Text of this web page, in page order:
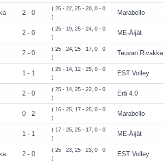
2 - 0
( 25 - 22, 25 - 20, 0 - 0
)
Marabello
2 - 0
( 25 - 19, 25 - 24, 0 - 0
)
ME-Äijät
2 - 0
( 25 - 24, 25 - 17, 0 - 0
)
Teuvan Rivakka
1 - 1
( 25 - 14, 12 - 25, 0 - 0
)
EST Volley
2 - 0
( 25 - 14, 25 - 22, 0 - 0
)
Erä 4.0
0 - 2
( 16 - 25, 17 - 25, 0 - 0
)
Marabello
1 - 1
( 17 - 25, 25 - 17, 0 - 0
)
ME-Äijät
2 - 0
( 25 - 23, 25 - 23, 0 - 0
)
EST Volley